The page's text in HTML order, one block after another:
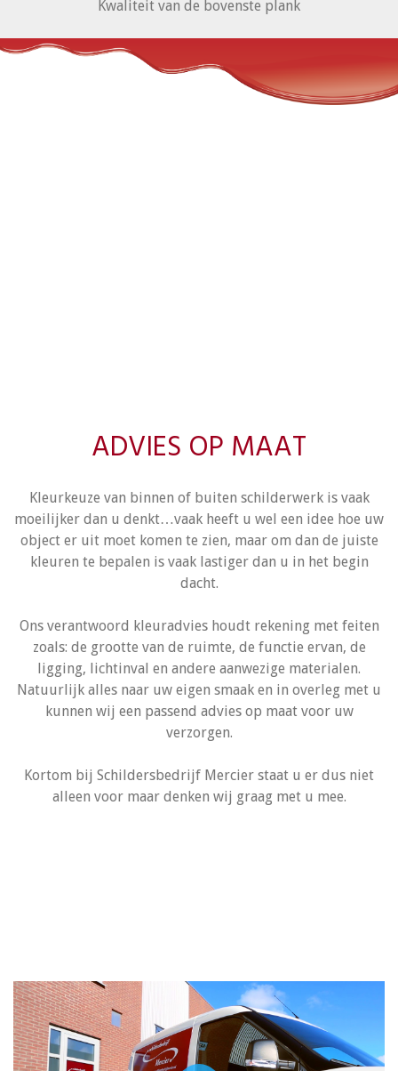
Kwaliteit van de bovenste plank
ADVIES OP MAAT
Kleurkeuze van binnen of buiten schilderwerk is vaak
moeilijker dan u denkt…vaak heeft u wel een idee hoe uw
object er uit moet komen te zien, maar om dan de juiste
kleuren te bepalen is vaak lastiger dan u in het begin
dacht.
Ons verantwoord kleuradvies houdt rekening met feiten
zoals: de grootte van de ruimte, de functie ervan, de
ligging, lichtinval en andere aanwezige materialen.
Natuurlijk alles naar uw eigen smaak en in overleg met u
kunnen wij een passend advies op maat voor uw
verzorgen.
Kortom bij Schildersbedrijf Mercier staat u er dus niet
alleen voor maar denken wij graag met u mee.